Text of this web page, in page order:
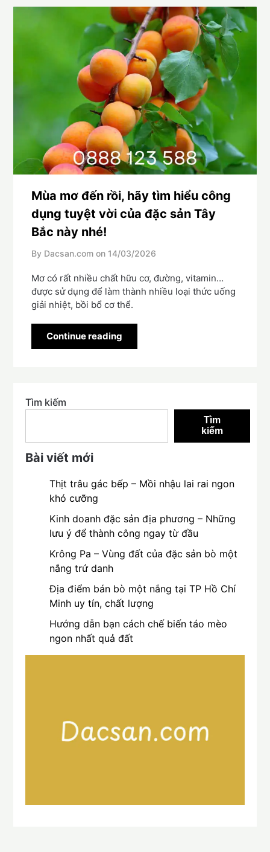
Mùa mơ đến rồi, hãy tìm hiểu công
dụng tuyệt vời của đặc sản Tây
Bắc này nhé!
By Dacsan.com on 14/03/2026
Mơ có rất nhiều chất hữu cơ, đường, vitamin…
được sử dụng để làm thành nhiều loại thức uống
giải nhiệt, bồi bổ cơ thể.
Continue reading
Tìm kiếm
Tìm
kiếm
Bài viết mới
Thịt trâu gác bếp – Mồi nhậu lai rai ngon
khó cưỡng
Kinh doanh đặc sản địa phương – Những
lưu ý để thành công ngay từ đầu
Krông Pa – Vùng đất của đặc sản bò một
nắng trứ danh
Địa điểm bán bò một nắng tại TP Hồ Chí
Minh uy tín, chất lượng
Hướng dẫn bạn cách chế biến táo mèo
ngon nhất quả đất